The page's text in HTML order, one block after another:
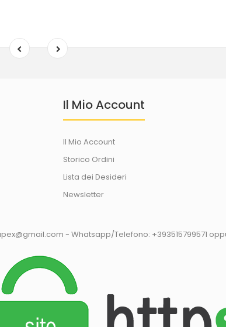
Il Mio Account
Il Mio Account
Storico Ordini
Lista dei Desideri
Newsletter
- Whatsapp/Telefono: +393515799571